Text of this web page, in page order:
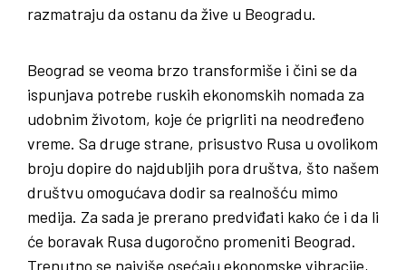
razmatraju da ostanu da žive u Beogradu.
Beograd se veoma brzo transformiše i čini se da
ispunjava potrebe ruskih ekonomskih nomada za
udobnim životom, koje će prigrliti na neodređeno
vreme. Sa druge strane, prisustvo Rusa u ovolikom
broju dopire do najdubljih pora društva, što našem
društvu omogućava dodir sa realnošću mimo
medija. Za sada je prerano predviđati kako će i da li
će boravak Rusa dugoročno promeniti Beograd.
Trenutno se najviše osećaju ekonomske vibracije,